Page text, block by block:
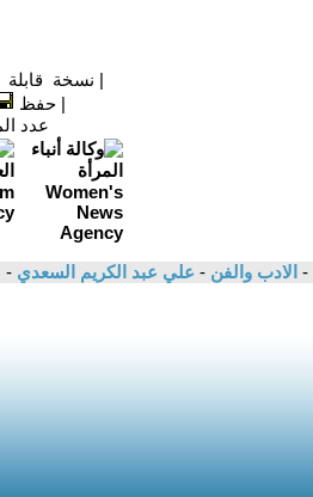
| نسخة قابلة
|حفظ
عدد
- الادب والفن - علي عبد الكريم السعدي -